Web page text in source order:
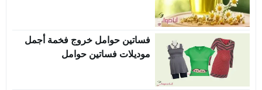
فساتين حوامل خروج فخمة أجمل
موديلات فساتين حوامل